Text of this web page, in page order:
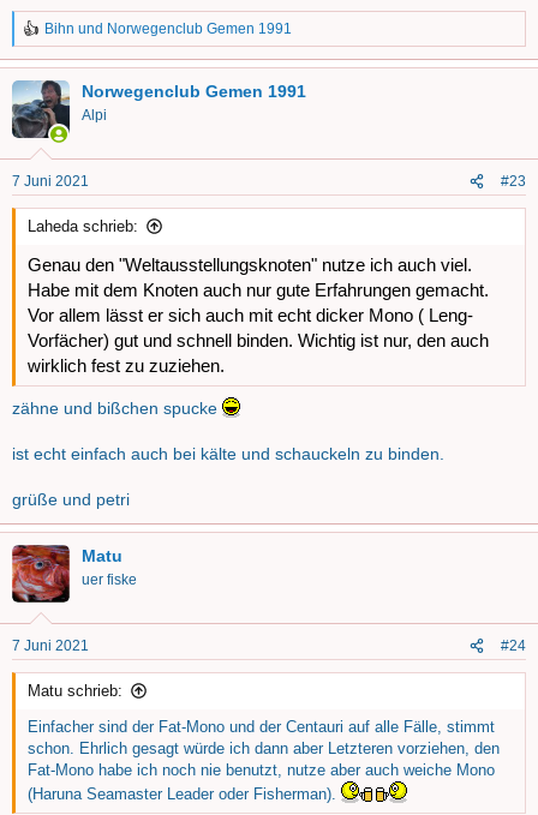
taugt ebenfalls für größere Schnurdurchmesser. Und so wird er
gebunden.
Anhang anzeigen 180408
Anhang anzeigen 180409
Anhang anzeigen 180410
Anleitung Weltausstellungsknoten:
1. Ihr führt die Schnur als Schlaufe durch die Öse des Wirbels oder
2. Nun schiebt Ihr die doppelt gelegte Schnur durch die Schlaufe.
3.Das Schnurende führt Ihr anschließend in Richtung der
entstandenen Doppelschlaufe.
4. Nur noch das Schnurende durch die Doppelschlaufe und zurück
durch die neu entstandene Schlaufe führen.
5. Zuletzt noch die Schnur festziehen, das Ende kappen und schon
habt Ihr Euren ersten Weltausstellungsknoten gebunden! Jede Wette,
grüße und petri!
R
e
k
t
i
e
n
Bihn und Norwegenclub Gemen 1991
Norwegenclub Gemen 1991
Alpi
7 Juni 2021 #23
Laheda schrieb:
Genau den "Weltausstellungsknoten" nutze ich auch viel.
Habe mit dem Knoten auch nur gute Erfahrungen gemacht.
Vor allem lässt er sich auch mit echt dicker Mono ( Leng-
Vorfächer) gut und schnell binden. Wichtig ist nur, den auch
wirklich fest zu zuziehen.
zähne und bißchen spucke
ist echt einfach auch bei kälte und schauckeln zu binden.
grüße und petri
Matu
uer fiske
7 Juni 2021 #24
Matu schrieb:
Einfacher sind der Fat-Mono und der Centauri auf alle Fälle, stimmt
schon. Ehrlich gesagt würde ich dann aber Letzteren vorziehen, den
Fat-Mono habe ich noch nie benutzt, nutze aber auch weiche Mono
(Haruna Seamaster Leader oder Fisherman).